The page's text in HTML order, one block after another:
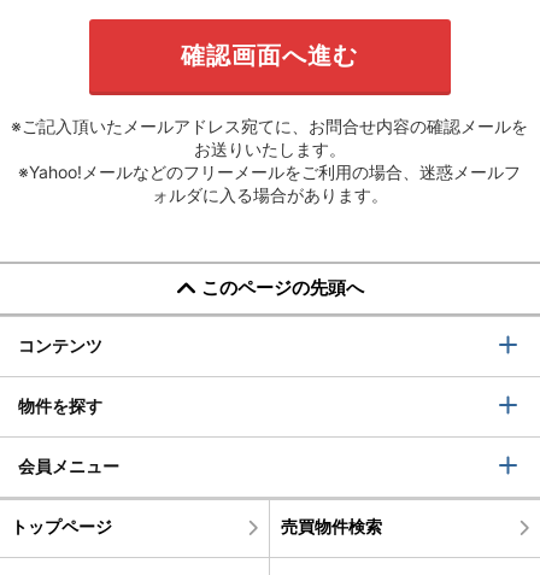
※ご記入頂いたメールアドレス宛てに、お問合せ内容の確認メールを
お送りいたします。
※Yahoo!メールなどのフリーメールをご利用の場合、迷惑メールフ
ォルダに入る場合があります。
このページの先頭へ
コンテンツ
物件を探す
会員メニュー
トップページ 売買物件検索